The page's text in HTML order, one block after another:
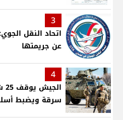
3
اتحاد النقل
عن جريمتها
4
سرقة ويضبط